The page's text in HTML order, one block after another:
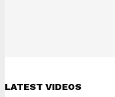
LATEST VIDEOS